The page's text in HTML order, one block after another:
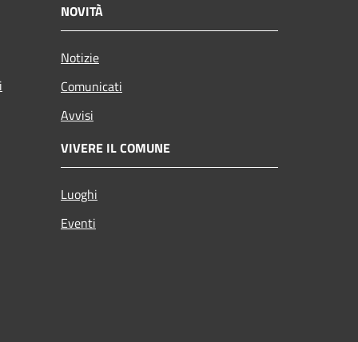
NOVITÀ
Notizie
Comunicati
Avvisi
VIVERE IL COMUNE
Luoghi
Eventi